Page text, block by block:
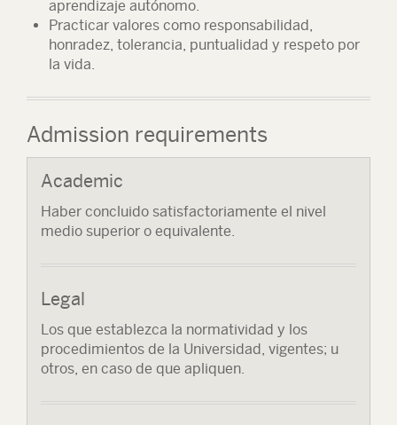
aprendizaje autónomo.
Practicar valores como responsabilidad,
honradez, tolerancia, puntualidad y respeto por
la vida.
Admission requirements
Academic
Haber concluido satisfactoriamente el nivel
medio superior o equivalente.
Legal
Los que establezca la normatividad y los
procedimientos de la Universidad, vigentes; u
otros, en caso de que apliquen.